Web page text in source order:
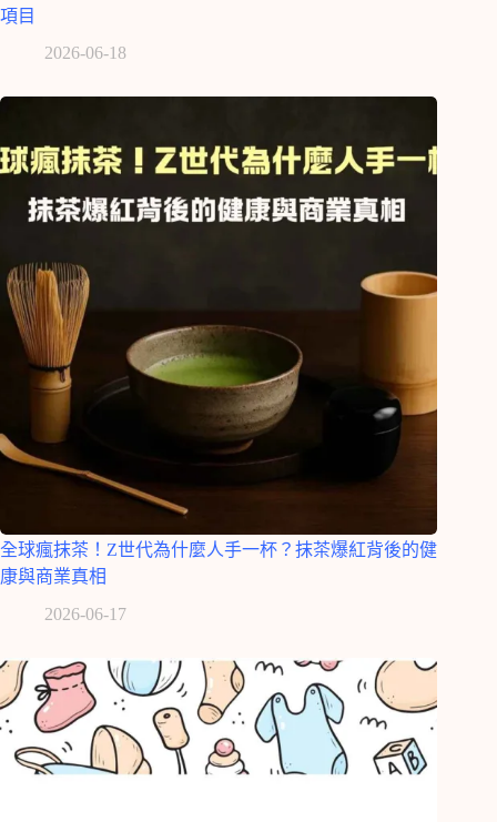
項目
2026-06-18
全球瘋抹茶！Z世代為什麼人手一杯？抹茶爆紅背後的健
康與商業真相
2026-06-17